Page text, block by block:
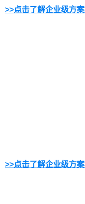
>>点击了解企业级方案
>>点击了解企业级方案